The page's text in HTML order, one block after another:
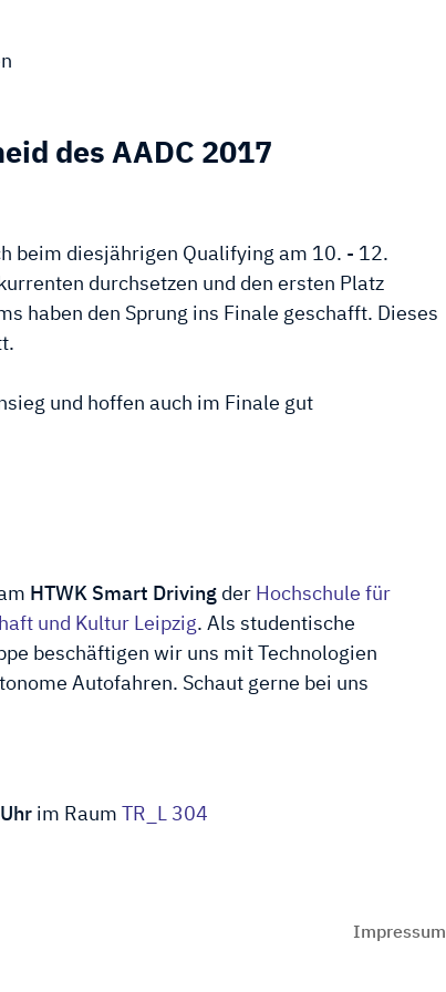
des AADC 2017
beim diesjährigen Qualifying am 10. - 12.
durchsetzen und den ersten Platz
haben den Sprung ins Finale geschafft. Dieses
und hoffen auch im Finale gut
HTWK Smart Drivingder Hochschule für
und Kultur Leipzig. Als studentische
be­schäftigen wir uns mit Technologien
Auto­fahren. Schaut gerne bei uns
im Raum TR_L 304
Impressum